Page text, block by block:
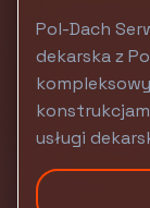
Pol-Dach
dekarska z
usługi